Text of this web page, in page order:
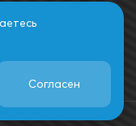
Согласен